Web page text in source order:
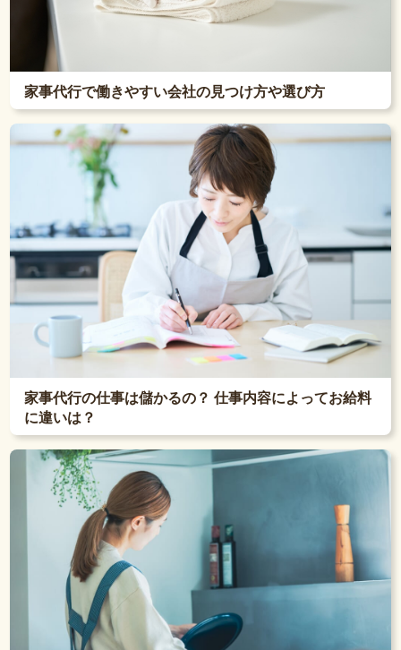
家事代行で働きやすい会社の見つけ方や選び方
家事代行の仕事は儲かるの？ 仕事内容によってお給料
に違いは？